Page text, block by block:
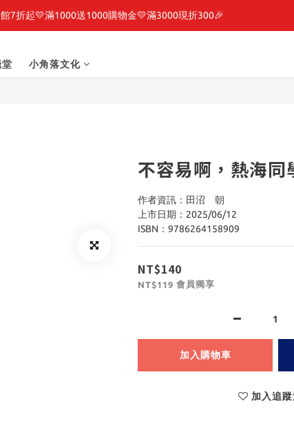
書展🌟系列小說 79 折，滿$389送「完節紀念明信片組」
7折起💛滿1000送1000購物金💛滿3000現折300🎉
小角落文化
不容易啊，熱海同
作者資訊：田沼　朝
上市日期：2025/06/12
ISBN：9786264158909
NT$140
NT$119 會員獨享
加入購物車
加入追